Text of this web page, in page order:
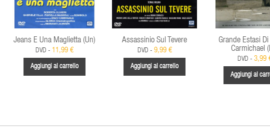
Jeans E Una Maglietta (Un)
DVD - 11,99 €
Aggiungi al carrello
Assassinio Sul Tevere
DVD - 9,99 €
Aggiungi al carrello
Grande Estasi
Carmichael
DVD - 3,99
Aggiungi al